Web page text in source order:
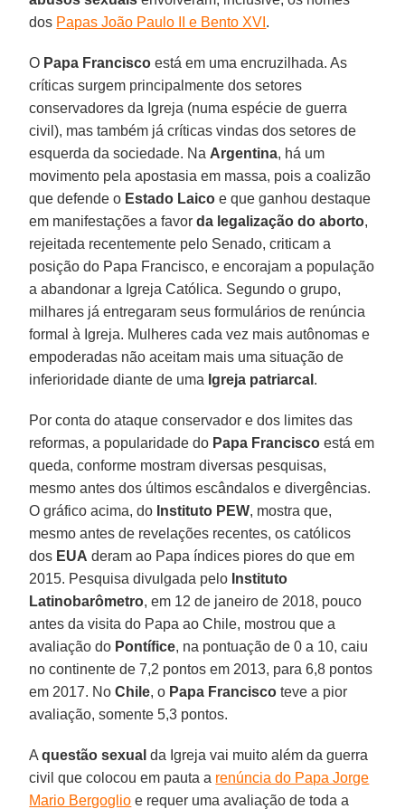
dos Papas João Paulo II e Bento XVI .
O Papa Francisco está em uma encruzilhada. As
críticas surgem principalmente dos setores
conservadores da Igreja (numa espécie de guerra
civil), mas também já críticas vindas dos setores de
esquerda da sociedade. Na Argentina, há um
movimento pela apostasia em massa, pois a coalizão
que defende o Estado Laico e que ganhou destaque
em manifestações a favorda legalização do aborto,
rejeitada recentemente pelo Senado, criticam a
posição do Papa Francisco, e encorajam a população
a abandonar a Igreja Católica. Segundo o grupo,
milhares já entregaram seus formulários de renúncia
formal à Igreja. Mulheres cada vez mais autônomas e
empoderadas não aceitam mais uma situação de
inferioridade diante de uma Igreja patriarcal .
Por conta do ataque conservador e dos limites das
reformas, a popularidade do Papa Francisco está em
queda, conforme mostram diversas pesquisas,
mesmo antes dos últimos escândalos e divergências.
O gráfico acima, do Instituto PEW, mostra que,
mesmo antes de revelações recentes, os católicos
dos EUA deram ao Papa índices piores do que em
2015. Pesquisa divulgada pelo Instituto
Latinobarômetro, em 12 de janeiro de 2018, pouco
antes da visita do Papa ao Chile, mostrou que a
avaliação do Pontífice, na pontuação de 0 a 10, caiu
no continente de 7,2 pontos em 2013, para 6,8 pontos
em 2017. NoChile, o Papa Francisco teve a pior
avaliação, somente 5,3 pontos.
Aquestão sexual da Igreja vai muito além da guerra
civil que colocou em pauta a renúncia do Papa Jorge
Mario Bergoglio e requer uma avaliação de toda a